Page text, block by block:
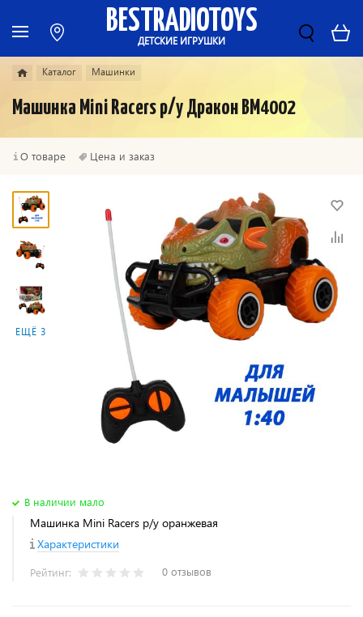
BESTRADIOTOYS
ДЕТСКИЕ ИГРУШКИ
Каталог Машинки
Машинка Mini Racers р/у Дракон ВМ4002
О товаре Цена и заказ
ЕЩЁ 3
В наличии мало
Машинка Mini Racers р/у оранжевая
Характеристики
Рейтинг: 0 отзывов